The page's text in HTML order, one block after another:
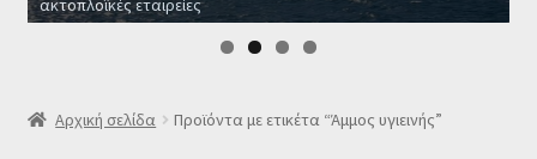
SLIDER
ακτοπλοϊκές εταιρείες
Αρχική σελίδα Προϊόντα με ετικέτα “Άμμος υγιεινής”